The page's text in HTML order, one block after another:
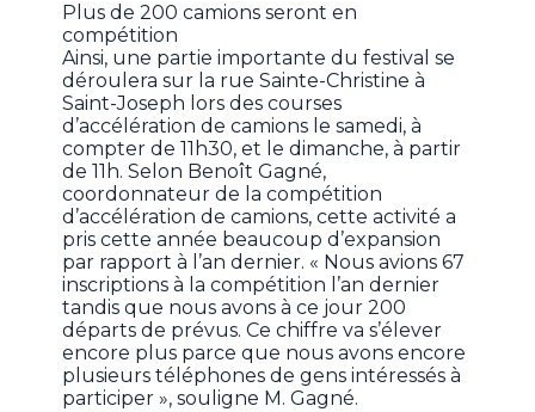
Plus de 200 camions seront en
compétition
Ainsi, une partie importante du festival se
déroulera sur la rue Sainte-Christine à
Saint-Joseph lors des courses
d’accélération de camions le samedi, à
compter de 11h30, et le dimanche, à partir
de 11h. Selon Benoît Gagné,
coordonnateur de la compétition
d’accélération de camions, cette activité a
pris cette année beaucoup d’expansion
par rapport à l’an dernier. « Nous avions 67
inscriptions à la compétition l’an dernier
tandis que nous avons à ce jour 200
départs de prévus. Ce chiffre va s’élever
encore plus parce que nous avons encore
plusieurs téléphones de gens intéressés à
participer », souligne M. Gagné.